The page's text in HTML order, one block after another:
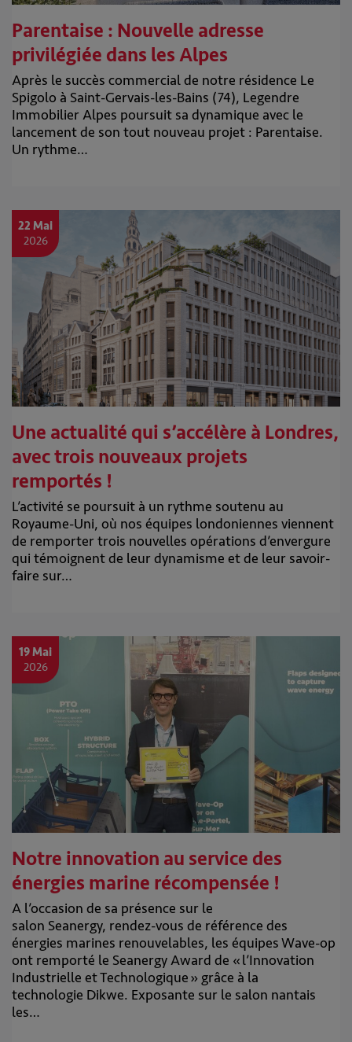
Parentaise : Nouvelle adresse
privilégiée dans les Alpes
Après le succès commercial de notre résidence Le
Spigolo à Saint-Gervais-les-Bains (74), Legendre
Immobilier Alpes poursuit sa dynamique avec le
lancement de son tout nouveau projet : Parentaise.
Un rythme…
22 Mai
2026
Une actualité qui s’accélère à Londres,
avec trois nouveaux projets
remportés !
L’activité se poursuit à un rythme soutenu au
Royaume-Uni, où nos équipes londoniennes viennent
de remporter trois nouvelles opérations d’envergure
qui témoignent de leur dynamisme et de leur savoir-
faire sur…
19 Mai
2026
Notre innovation au service des
énergies marine récompensée !
A l’occasion de sa présence sur le
salon Seanergy, rendez-vous de référence des
énergies marines renouvelables, les équipes Wave-op
ont remporté le Seanergy Award de « l’Innovation
Industrielle et Technologique » grâce à la
technologie Dikwe. Exposante sur le salon nantais
les…